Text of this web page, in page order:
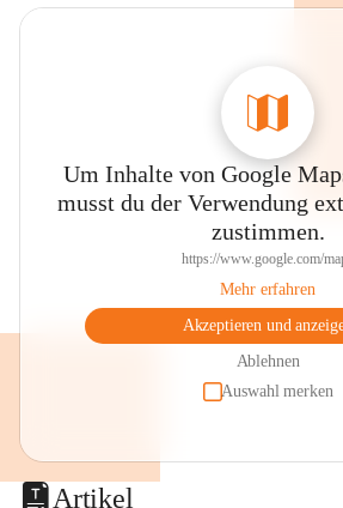
Um Inhalte von Google
musst du der Verwendung
zustimmen.
https://www.google.com/
Mehr erfahren
Akzeptieren und
Ablehnen
Auswahl merken
Artikel